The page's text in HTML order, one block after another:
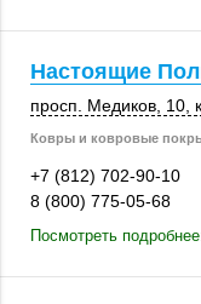
Настоящие
просп. Медиков, 10
Ковры и ковровые
+7 (812) 702-90-10
8 (800) 775-05-68
Посмотреть